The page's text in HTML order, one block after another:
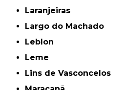
Laranjeiras
Largo do Machado
Leblon
Leme
Lins de Vasconcelos